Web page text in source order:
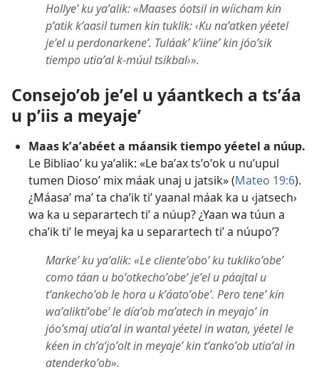
Hollyeʼ ku yaʼalik: «Maases óotsil in wíicham kin
pʼatik kʼaasil tumen kin tuklik: ‹Ku naʼatken yéetel
jeʼel u perdonarkeneʼ. Tuláakʼ kʼiineʼ kin jóoʼsik
tiempo utiaʼal k-múul tsikbal›».
Consejoʼob jeʼel u yáantkech a tsʼáa
u pʼiis a meyajeʼ
Maas kʼaʼabéet a máansik tiempo yéetel a núup.
Le Bibliaoʼ ku yaʼalik: «Le baʼax tsʼoʼok u nuʼupul
tumen Diosoʼ mix máak unaj u jatsik» (Mateo 19:6).
¿Máasaʼ maʼ ta chaʼik tiʼ yaanal máak ka u ‹jatsech›
wa ka u separartech tiʼ a núup? ¿Yaan wa túun a
chaʼik tiʼ le meyaj ka u separartech tiʼ a núupoʼ?
Markeʼ ku yaʼalik: «Le clienteʼoboʼ ku tuklikoʼobeʼ
como táan u boʼotkechoʼobeʼ jeʼel u páajtal u
tʼankechoʼob le hora u kʼáatoʼobeʼ. Pero teneʼ kin
waʼaliktiʼobeʼ le díaʼob maʼatech in meyajoʼ in
jóoʼsmaj utiaʼal in wantal yéetel in watan, yéetel le
kéen in chʼaʼjoʼolt in meyajeʼ kin tʼankoʼob utiaʼal in
atenderkoʼob».